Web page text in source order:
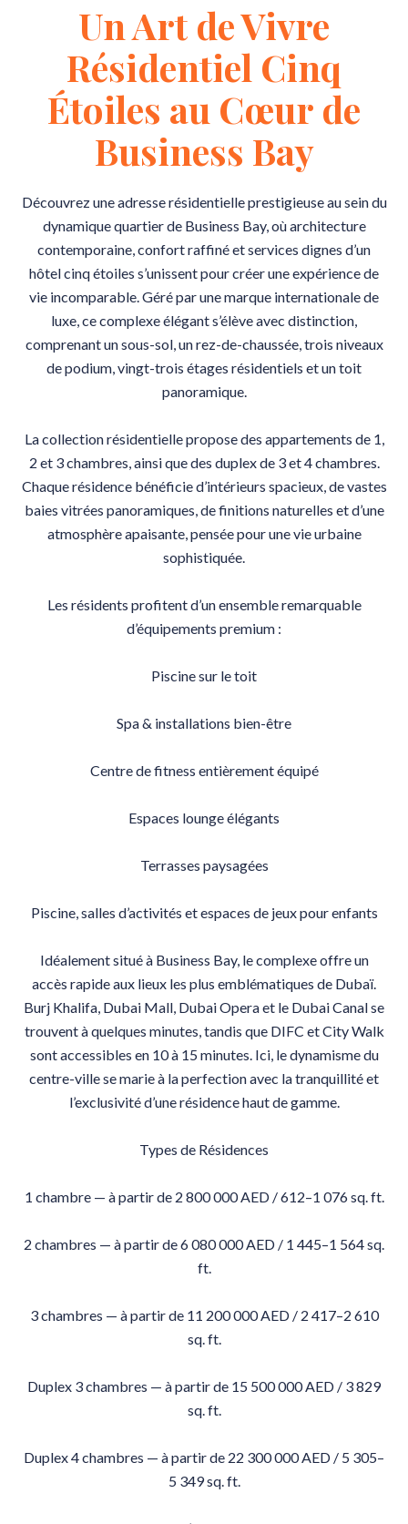
Un Art de Vivre
Résidentiel Cinq
Étoiles au Cœur de
Business Bay
Découvrez une adresse résidentielle prestigieuse au sein du
dynamique quartier de Business Bay, où architecture
contemporaine, confort raffiné et services dignes d’un
hôtel cinq étoiles s’unissent pour créer une expérience de
vie incomparable. Géré par une marque internationale de
luxe, ce complexe élégant s’élève avec distinction,
comprenant un sous-sol, un rez-de-chaussée, trois niveaux
de podium, vingt-trois étages résidentiels et un toit
panoramique.
La collection résidentielle propose des appartements de 1,
2 et 3 chambres, ainsi que des duplex de 3 et 4 chambres.
Chaque résidence bénéficie d’intérieurs spacieux, de vastes
baies vitrées panoramiques, de finitions naturelles et d’une
atmosphère apaisante, pensée pour une vie urbaine
sophistiquée.
Les résidents profitent d’un ensemble remarquable
d’équipements premium :
Piscine sur le toit
Spa & installations bien-être
Centre de fitness entièrement équipé
Espaces lounge élégants
Terrasses paysagées
Piscine, salles d’activités et espaces de jeux pour enfants
Idéalement situé à Business Bay, le complexe offre un
accès rapide aux lieux les plus emblématiques de Dubaï.
Burj Khalifa, Dubai Mall, Dubai Opera et le Dubai Canal se
trouvent à quelques minutes, tandis que DIFC et City Walk
sont accessibles en 10 à 15 minutes. Ici, le dynamisme du
centre-ville se marie à la perfection avec la tranquillité et
l’exclusivité d’une résidence haut de gamme.
Types de Résidences
1 chambre — à partir de 2 800 000 AED / 612–1 076 sq. ft.
2 chambres — à partir de 6 080 000 AED / 1 445–1 564 sq.
ft.
3 chambres — à partir de 11 200 000 AED / 2 417–2 610
sq. ft.
Duplex 3 chambres — à partir de 15 500 000 AED / 3 829
sq. ft.
Duplex 4 chambres — à partir de 22 300 000 AED / 5 305–
5 349 sq. ft.